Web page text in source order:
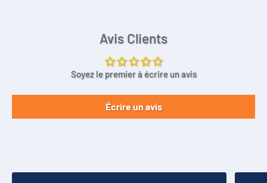
Avis Clients
Soyez le premier à écrire un avis
Écrire un avis